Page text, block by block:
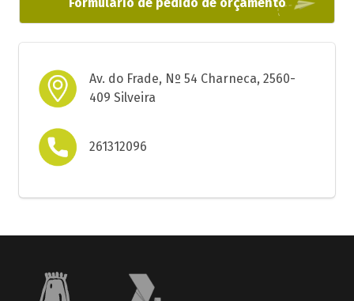
Av. do Frade, Nº 54 Charneca, 2560-
409 Silveira
261312096